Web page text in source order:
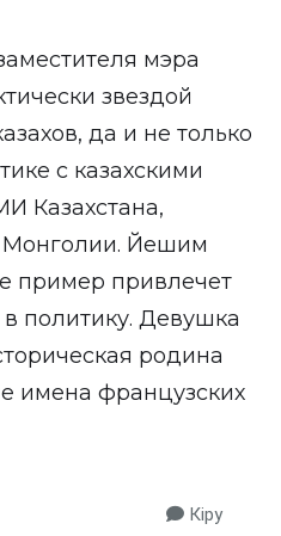
мэра
звездой
да и не только
с казахскими
Казахстана,
Монголии. Йешим
пример привлечет
политику. Девушка
родина
имена французских
Кіру